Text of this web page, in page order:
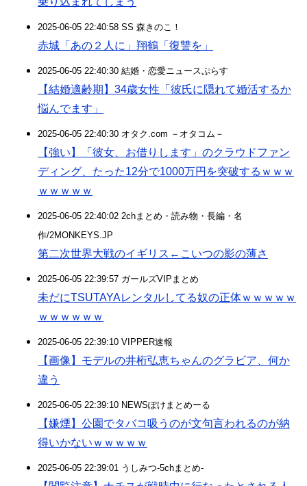
2025-06-05 22:40:58 SS 森きのこ！
赤城「あの２人に」翔鶴「復讐を」
2025-06-05 22:40:30 結婚・恋愛ニュースぷらす
【結婚適齢期】34歳女性「彼氏に隠れて婚活するか
悩んでます」
2025-06-05 22:40:30 オタク.com －オタコム－
【強い】「彼女、お借りします」のクラウドファン
ディング、たった12分で1000万円を突破するｗｗｗ
ｗｗｗｗｗ
2025-06-05 22:40:02 2chまとめ・読み物・長編・名
作/2MONKEYS.JP
第二次世界大戦のイギリス←こいつの影の薄さ
2025-06-05 22:39:57 ガールズVIPまとめ
未だにTSUTAYAレンタルしてる奴の正体ｗｗｗｗｗ
ｗｗｗｗｗｗ
2025-06-05 22:39:10 VIPPER速報
【画像】モデルの井桁弘恵ちゃんのグラビア、何か
違う
2025-06-05 22:39:10 NEWSぽけまとめーる
【嫌煙】公園でタバコ吸うのが文句言われるのが納
得いかないｗｗｗｗｗ
2025-06-05 22:39:01 うしみつ-5chまとめ-